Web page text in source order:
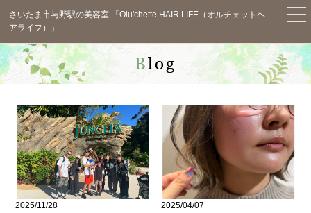
さいたま市与野駅の美容室 「Olu'chette HAIR LIFE（オルチェットヘ
アライフ）」
TOP
News
Concept
Menu
Staff
Salon Info
Blog
2025/11/28 2025/04/07